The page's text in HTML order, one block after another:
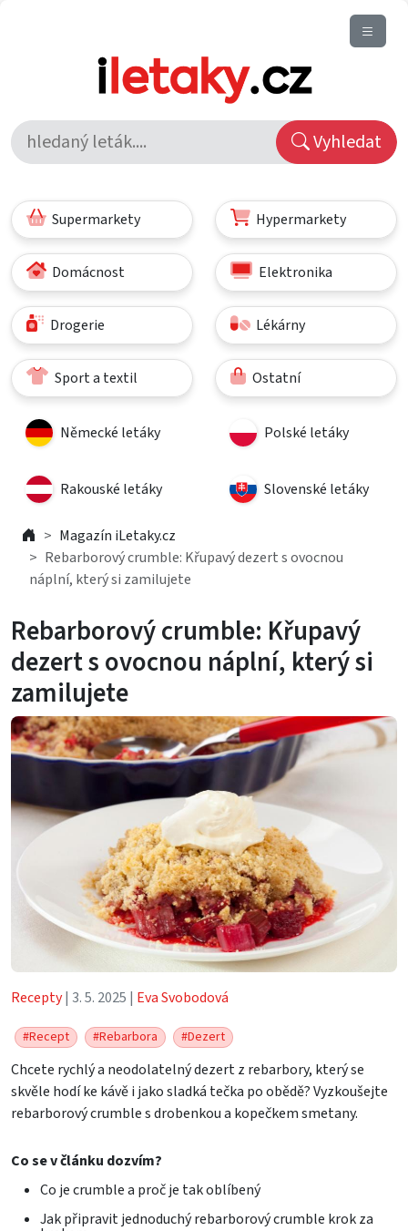
Vyhledat
Supermarkety Hypermarkety
Domácnost Elektronika
Drogerie Lékárny
Sport a textil Ostatní
Německé letáky Polské letáky
Rakouské letáky Slovenské letáky
Magazín iLetaky.cz
Rebarborový crumble: Křupavý dezert s ovocnou
náplní, který si zamilujete
Rebarborový crumble: Křupavý
dezert s ovocnou náplní, který si
zamilujete
Recepty| 3. 5. 2025 | Eva Svobodová
#Recept #Rebarbora #Dezert
Chcete rychlý a neodolatelný dezert z rebarbory, který se
skvěle hodí ke kávě i jako sladká tečka po obědě? Vyzkoušejte
rebarborový crumble s drobenkou a kopečkem smetany.
Co se v článku dozvím?
Co je crumble a proč je tak oblíbený
Jak připravit jednoduchý rebarborový crumble krok za